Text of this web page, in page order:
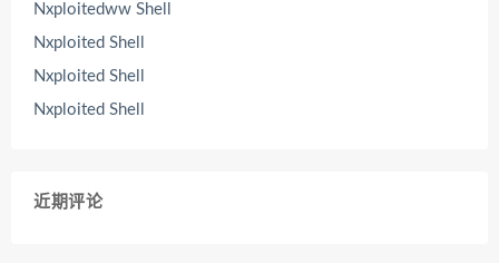
Nxploitedww Shell
Nxploited Shell
Nxploited Shell
Nxploited Shell
近期评论